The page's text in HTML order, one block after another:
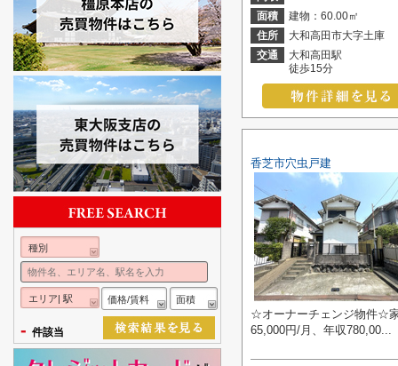
面積
建物：60.00㎡
住所
大和高田市大字土庫
交通
大和高田駅
徒歩15分
香芝市穴虫戸建
☆オーナーチェンジ物件☆
65,000円/月、年収780,00...
種別
エリア| 駅 価格/賃料 面積
- 件該当